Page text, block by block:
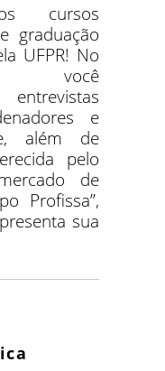
cursos
graduação
UFPR! No
você
e
além de
pelo
de
Profissa”,
sua